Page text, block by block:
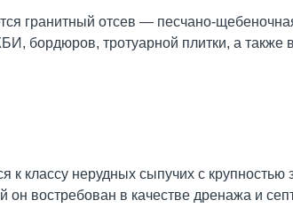
гранитный отсев — песчано-
бордюров, тротуарной плитки, а также
классу нерудных сыпучих с
он востребован в качестве дренажа и